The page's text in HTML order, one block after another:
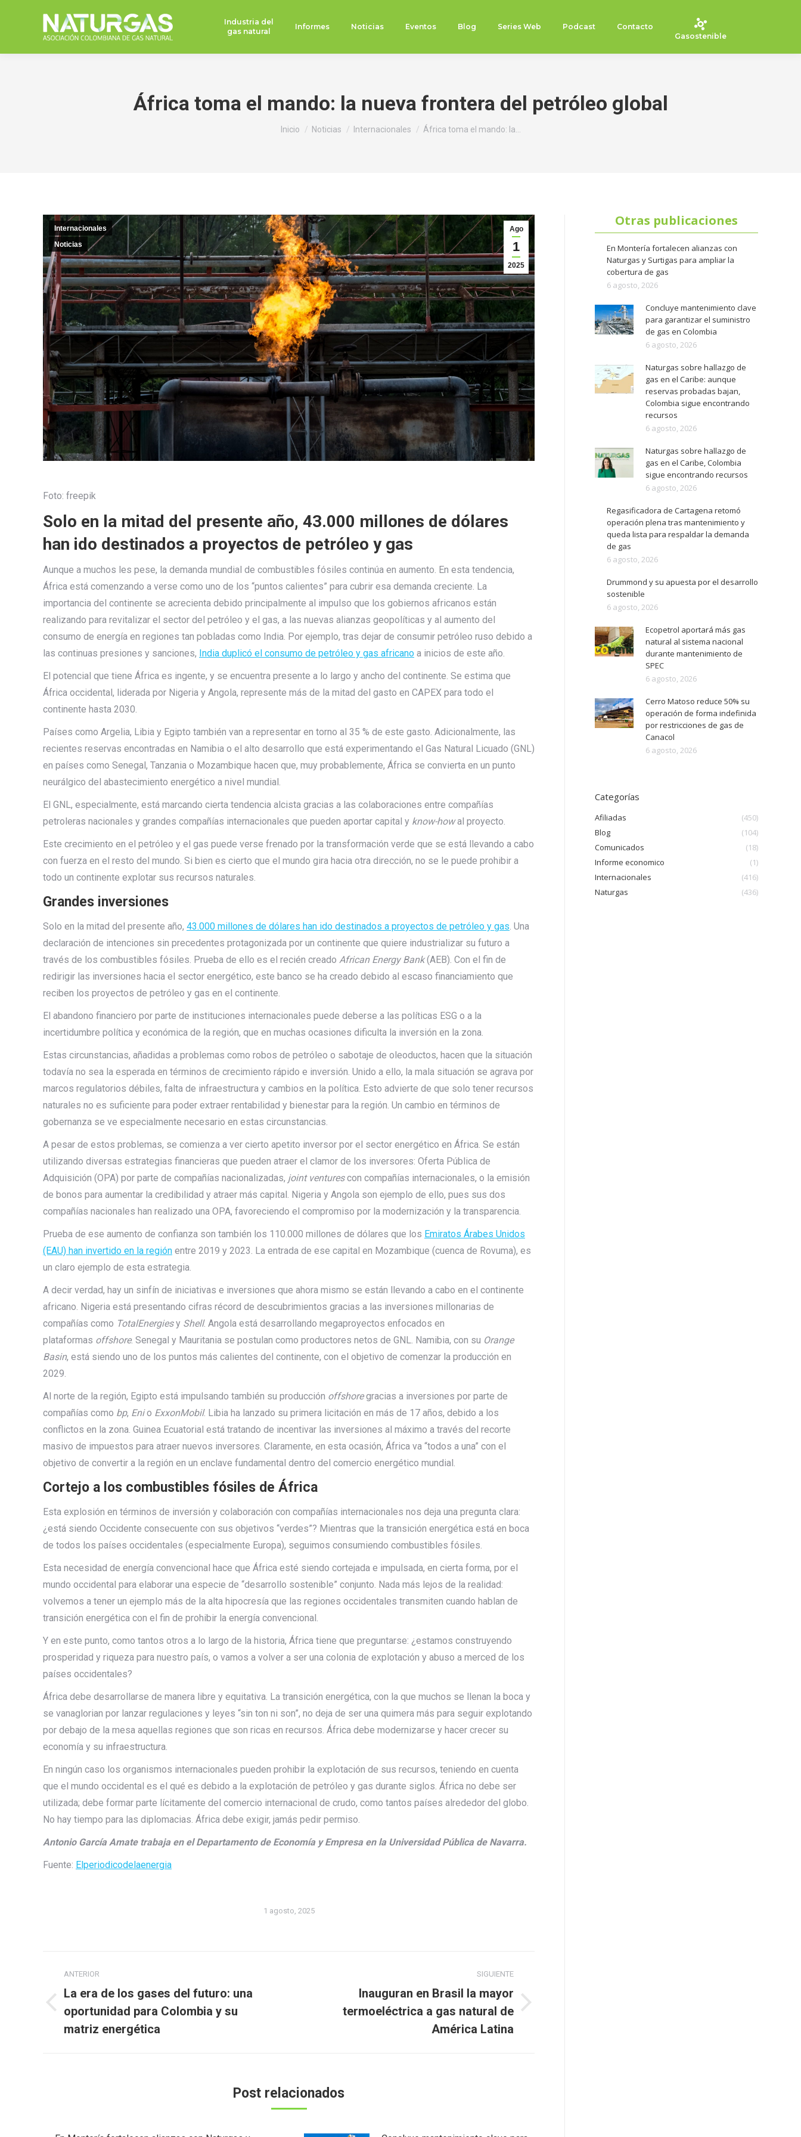
Industria del
gas natural
Informes Noticias Eventos Blog Series Web Podcast
Contacto
Gasostenible
África toma el mando: la nueva frontera del petróleo global
Estás aquí:
Inicio Noticias Internacionales África toma el mando: la…
Ago
1
2025
Internacionales
Noticias
Foto: freepik
Solo en la mitad del presente año, 43.000 millones de dólares
han ido destinados a proyectos de petróleo y gas
Aunque a muchos les pese, la demanda mundial de combustibles fósiles continúa en aumento. En esta tendencia,
África está comenzando a verse como uno de los “puntos calientes” para cubrir esa demanda creciente. La
importancia del continente se acrecienta debido principalmente al impulso que los gobiernos africanos están
realizando para revitalizar el sector del petróleo y el gas, a las nuevas alianzas geopolíticas y al aumento del
consumo de energía en regiones tan pobladas como India. Por ejemplo, tras dejar de consumir petróleo ruso debido a
las continuas presiones y sanciones, India duplicó el consumo de petróleo y gas africano a inicios de este año.
El potencial que tiene África es ingente, y se encuentra presente a lo largo y ancho del continente. Se estima que
África occidental, liderada por Nigeria y Angola, represente más de la mitad del gasto en CAPEX para todo el
continente hasta 2030.
Países como Argelia, Libia y Egipto también van a representar en torno al 35 % de este gasto. Adicionalmente, las
recientes reservas encontradas en Namibia o el alto desarrollo que está experimentando el Gas Natural Licuado (GNL)
en países como Senegal, Tanzania o Mozambique hacen que, muy probablemente, África se convierta en un punto
neurálgico del abastecimiento energético a nivel mundial.
El GNL, especialmente, está marcando cierta tendencia alcista gracias a las colaboraciones entre compañías
petroleras nacionales y grandes compañías internacionales que pueden aportar capital y know-howal proyecto.
Este crecimiento en el petróleo y el gas puede verse frenado por la transformación verde que se está llevando a cabo
con fuerza en el resto del mundo. Si bien es cierto que el mundo gira hacia otra dirección, no se le puede prohibir a
todo un continente explotar sus recursos naturales.
Grandes inversiones
Solo en la mitad del presente año, 43.000 millones de dólares han ido destinados a proyectos de petróleo y gas . Una
declaración de intenciones sin precedentes protagonizada por un continente que quiere industrializar su futuro a
través de los combustibles fósiles. Prueba de ello es el recién creado African Energy Bank(AEB). Con el fin de
redirigir las inversiones hacia el sector energético, este banco se ha creado debido al escaso financiamiento que
reciben los proyectos de petróleo y gas en el continente.
El abandono financiero por parte de instituciones internacionales puede deberse a las políticas ESG o a la
incertidumbre política y económica de la región, que en muchas ocasiones dificulta la inversión en la zona.
Estas circunstancias, añadidas a problemas como robos de petróleo o sabotaje de oleoductos, hacen que la situación
todavía no sea la esperada en términos de crecimiento rápido e inversión. Unido a ello, la mala situación se agrava por
marcos regulatorios débiles, falta de infraestructura y cambios en la política. Esto advierte de que solo tener recursos
naturales no es suficiente para poder extraer rentabilidad y bienestar para la región. Un cambio en términos de
gobernanza se ve especialmente necesario en estas circunstancias.
A pesar de estos problemas, se comienza a ver cierto apetito inversor por el sector energético en África. Se están
utilizando diversas estrategias financieras que pueden atraer el clamor de los inversores: Oferta Pública de
Adquisición (OPA) por parte de compañías nacionalizadas, joint venturescon compañías internacionales, o la emisión
de bonos para aumentar la credibilidad y atraer más capital. Nigeria y Angola son ejemplo de ello, pues sus dos
compañías nacionales han realizado una OPA, favoreciendo el compromiso por la modernización y la transparencia.
Prueba de ese aumento de confianza son también los 110.000 millones de dólares que los Emiratos Árabes Unidos
(EAU) han invertido en la región entre 2019 y 2023. La entrada de ese capital en Mozambique (cuenca de Rovuma), es
un claro ejemplo de esta estrategia.
A decir verdad, hay un sinfín de iniciativas e inversiones que ahora mismo se están llevando a cabo en el continente
africano. Nigeria está presentando cifras récord de descubrimientos gracias a las inversiones millonarias de
compañías como TotalEnergiesy Shell. Angola está desarrollando megaproyectos enfocados en
plataformas offshore. Senegal y Mauritania se postulan como productores netos de GNL. Namibia, con su Orange
Basin, está siendo uno de los puntos más calientes del continente, con el objetivo de comenzar la producción en
2029.
Al norte de la región, Egipto está impulsando también su producción offshoregracias a inversiones por parte de
compañías como bp, Enio ExxonMobil. Libia ha lanzado su primera licitación en más de 17 años, debido a los
conflictos en la zona. Guinea Ecuatorial está tratando de incentivar las inversiones al máximo a través del recorte
masivo de impuestos para atraer nuevos inversores. Claramente, en esta ocasión, África va “todos a una” con el
objetivo de convertir a la región en un enclave fundamental dentro del comercio energético mundial.
Cortejo a los combustibles fósiles de África
Esta explosión en términos de inversión y colaboración con compañías internacionales nos deja una pregunta clara:
¿está siendo Occidente consecuente con sus objetivos “verdes”? Mientras que la transición energética está en boca
de todos los países occidentales (especialmente Europa), seguimos consumiendo combustibles fósiles.
Esta necesidad de energía convencional hace que África esté siendo cortejada e impulsada, en cierta forma, por el
mundo occidental para elaborar una especie de “desarrollo sostenible” conjunto. Nada más lejos de la realidad:
volvemos a tener un ejemplo más de la alta hipocresía que las regiones occidentales transmiten cuando hablan de
transición energética con el fin de prohibir la energía convencional.
Y en este punto, como tantos otros a lo largo de la historia, África tiene que preguntarse: ¿estamos construyendo
prosperidad y riqueza para nuestro país, o vamos a volver a ser una colonia de explotación y abuso a merced de los
países occidentales?
África debe desarrollarse de manera libre y equitativa. La transición energética, con la que muchos se llenan la boca y
se vanaglorian por lanzar regulaciones y leyes “sin ton ni son”, no deja de ser una quimera más para seguir explotando
por debajo de la mesa aquellas regiones que son ricas en recursos. África debe modernizarse y hacer crecer su
economía y su infraestructura.
En ningún caso los organismos internacionales pueden prohibir la explotación de sus recursos, teniendo en cuenta
que el mundo occidental es el qué es debido a la explotación de petróleo y gas durante siglos. África no debe ser
utilizada; debe formar parte lícitamente del comercio internacional de crudo, como tantos países alrededor del globo.
No hay tiempo para las diplomacias. África debe exigir, jamás pedir permiso.
Antonio García Amate trabaja en el Departamento de Economía y Empresa en la Universidad Pública de Navarra.
Fuente: Elperiodicodelaenergia
1 agosto, 2025
entre
publicaciones
ANTERIOR
Publicación
anterior:
La era de los gases del futuro: una
oportunidad para Colombia y su
matriz energética
SIGUIENTE
Publicación
Inauguran en Brasil la mayor
termoeléctrica a gas natural de
América Latina
Post relacionados
Otras publicaciones
En Montería fortalecen alianzas con
Naturgas y Surtigas para ampliar la
cobertura de gas
6 agosto, 2026
Concluye mantenimiento clave
para garantizar el suministro
de gas en Colombia
6 agosto, 2026
Naturgas sobre hallazgo de
gas en el Caribe: aunque
reservas probadas bajan,
Colombia sigue encontrando
recursos
6 agosto, 2026
Naturgas sobre hallazgo de
gas en el Caribe, Colombia
sigue encontrando recursos
6 agosto, 2026
Regasificadora de Cartagena retomó
operación plena tras mantenimiento y
queda lista para respaldar la demanda
de gas
6 agosto, 2026
Drummond y su apuesta por el desarrollo
sostenible
6 agosto, 2026
Ecopetrol aportará más gas
natural al sistema nacional
durante mantenimiento de
SPEC
6 agosto, 2026
Cerro Matoso reduce 50% su
operación de forma indefinida
por restricciones de gas de
Canacol
6 agosto, 2026
Categorías
Afiliadas
(450)
Blog
(104)
Comunicados
(18)
Informe economico
(1)
Internacionales
(416)
Naturgas
(436)